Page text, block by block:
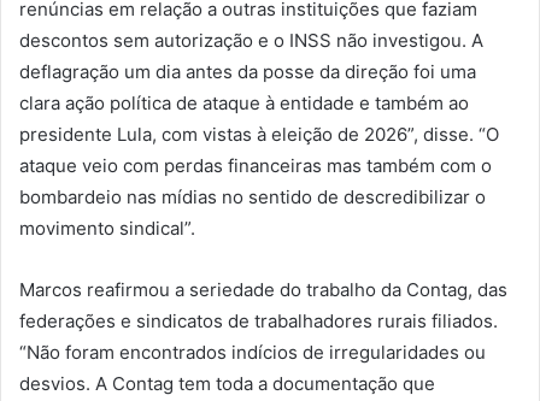
renúncias em relação a outras instituições que faziam
descontos sem autorização e o INSS não investigou. A
deflagração um dia antes da posse da direção foi uma
clara ação política de ataque à entidade e também ao
presidente Lula, com vistas à eleição de 2026”, disse. “O
ataque veio com perdas financeiras mas também com o
bombardeio nas mídias no sentido de descredibilizar o
movimento sindical”.
Marcos reafirmou a seriedade do trabalho da Contag, das
federações e sindicatos de trabalhadores rurais filiados.
“Não foram encontrados indícios de irregularidades ou
desvios. A Contag tem toda a documentação que